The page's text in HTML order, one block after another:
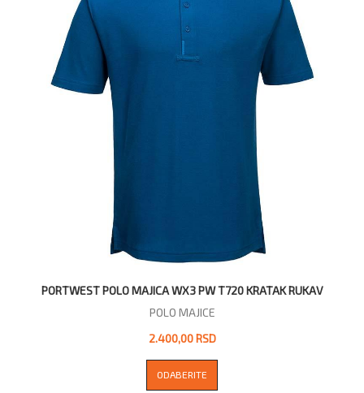
PORTWEST POLO MAJICA WX3 PW T720 KRATAK RUKAV
POLO MAJICE
2.400,00 RSD
ODABERITE